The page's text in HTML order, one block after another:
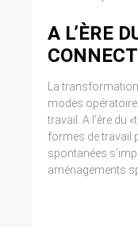
A L’ÈRE
La
modes
travail. A l’ère du
formes de travail
spontanées
aménagements